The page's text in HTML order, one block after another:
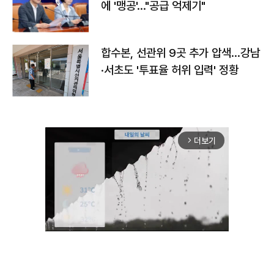
에 '맹공'…"공급 억제기"
합수본, 선관위 9곳 추가 압색…강남
·서초도 '투표율 허위 입력' 정황
arrow_forward_ios 더보기